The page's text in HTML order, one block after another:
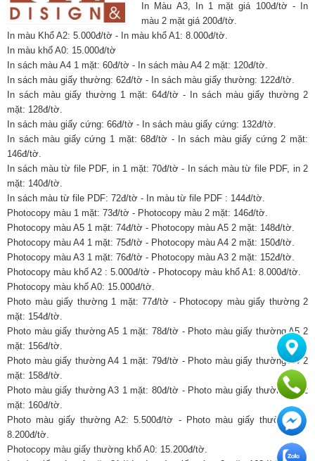
In Màu A3, In 1 mặt giá 100đ/tờ - In
màu 2 mặt giá 200đ/tờ.
In màu Khổ A2: 5.000đ/tờ - In màu khổ A1: 8.000đ/tờ.
In màu khổ A0: 15.000đ/tờ
In sách màu A4 1 mặt: 60đ/tờ - In sách màu A4 2 mặt: 120đ/tờ.
In sách màu giấy thường: 62đ/tờ - In sách màu giấy thường: 122đ/tờ.
In sách màu giấy thường 1 mặt: 64đ/tờ - In sách màu giấy thường 2
mặt: 128đ/tờ.
In sách màu giấy cứng: 66đ/tờ - In sách màu giấy cứng: 132đ/tờ.
In sách màu giấy cứng 1 mặt: 68đ/tờ - In sách màu giấy cứng 2 mặt:
146đ/tờ.
In sách màu từ file PDF, in 1 mặt: 70đ/tờ - In sách màu từ file PDF, in 2
mặt: 140đ/tờ.
In sách màu từ file PDF: 72đ/tờ - In màu từ file PDF : 144đ/tờ.
Photocopy màu 1 mặt: 73đ/tờ - Photocopy màu 2 mặt: 146đ/tờ.
Photocopy màu A5 1 mặt: 74đ/tờ - Photocopy màu A5 2 mặt: 148đ/tờ.
Photocopy màu A4 1 mặt: 75đ/tờ - Photocopy màu A4 2 mặt: 150đ/tờ.
Photocopy màu A3 1 mặt: 76đ/tờ - Photocopy màu A3 2 mặt: 152đ/tờ.
Photocopy màu khổ A2 : 5.000đ/tờ - Photocopy màu khổ A1: 8.000đ/tờ.
Photocopy màu khổ A0: 15.000đ/tờ.
Photo màu giấy thường 1 mặt: 77đ/tờ - Photocopy màu giấy thường 2
mặt: 154đ/tờ.
Photo màu giấy thường A5 1 mặt: 78đ/tờ - Photo màu giấy thường A5 2
mặt: 156đ/tờ.
Photo màu giấy thường A4 1 mặt: 79đ/tờ - Photo màu giấy thường A4 2
mặt: 158đ/tờ.
Photo màu giấy thường A3 1 mặt: 80đ/tờ - Photo màu giấy thường A3 2
mặt: 160đ/tờ.
Photo màu giấy thường A2: 5.500đ/tờ - Photo màu giấy thường A1:
8.200đ/tờ.
Photocopy màu giấy thường khổ A0: 15.200đ/tờ.